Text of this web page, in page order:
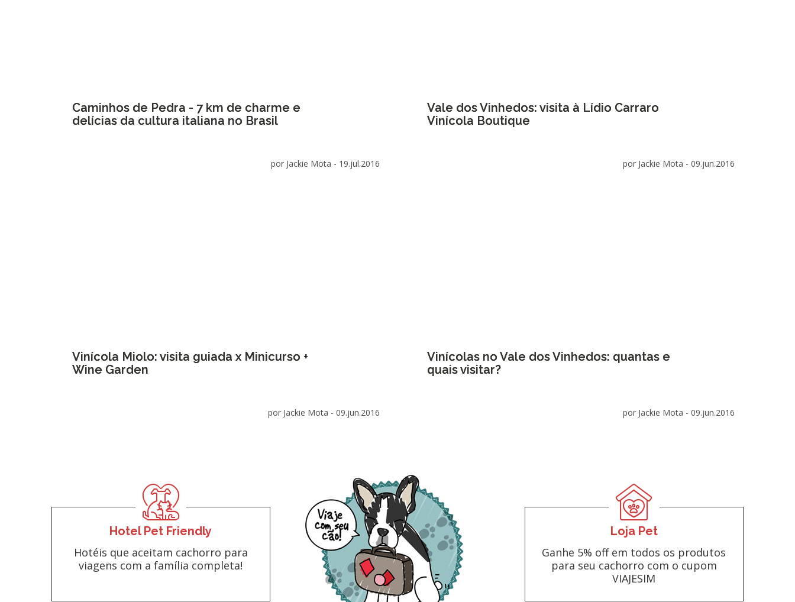
Caminhos de Pedra - 7 km de charme e
delícias da cultura italiana no Brasil
por Jackie Mota - 19.jul.2016
Vale dos Vinhedos: visita à Lídio Carraro
Vinícola Boutique
por Jackie Mota - 09.jun.2016
Vinícola Miolo: visita guiada x Minicurso +
Wine Garden
por Jackie Mota - 09.jun.2016
Vinícolas no Vale dos Vinhedos: quantas e
quais visitar?
por Jackie Mota - 09.jun.2016
Hotel Pet Friendly
Hotéis que aceitam cachorro para
viagens com a família completa!
Loja Pet
Ganhe 5% off em todos os produtos
para seu cachorro com o cupom
VIAJESIM